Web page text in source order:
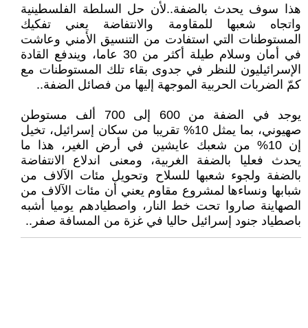
هذا سوف يحدث بالضفة..لأن حل السلطة الفلسطينية
واتجاه شعبها للمقاومة والانتفاضة يعني تفكيك
المستوطنات التي استفادت من التنسيق الأمني وعاشت
في أمان وسلام طيلة أكثر من 30 عاما، ويندفع القادة
الإسرائيليون للنظر في جدوى بقاء تلك المستوطنات مع
كمّ الضربات الحربية الموجهة إليها من فصائل الضفة..
يوجد في الضفة من 600 إلى 700 ألف مستوطن
صهيوني، بما يمثل 10% تقريبا من سكان إسرائيل، تخيل
إن 10% من شعبك عايشين في أرض الغير، هذا ما
يحدث فعليا بالضفة الغربية، ومعنى اندلاع الانتفاضة
بالضفة ولجوء شعبها للسلاح وتحويل مئات الآلاف من
شبابها ونساءها لمشروع مقاوم يعني أن مئات الآلاف من
الصهاينة صاروا تحت خط النار، واصطيادهم يوميا أشبه
باصطياد جنود إسرائيل حاليا في غزة من المسافة صفر..